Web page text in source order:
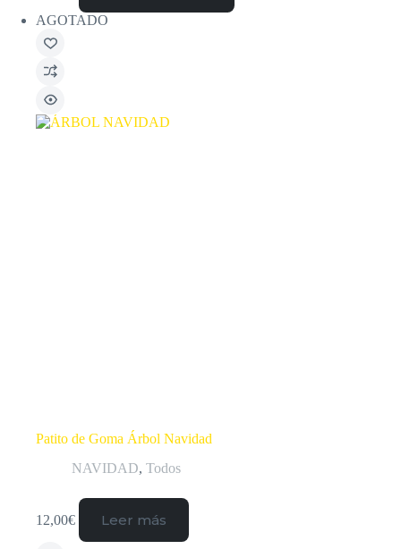
AGOTADO
Patito de Goma Árbol Navidad
NAVIDAD, Todos
12,00€ Leer más